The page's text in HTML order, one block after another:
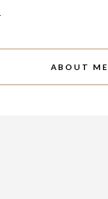
ABOUT ME